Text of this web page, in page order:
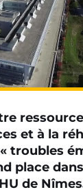
et à la
troubles
place
de Nîmes